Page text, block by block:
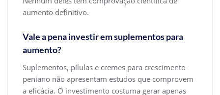
aumento definitivo.
Vale a pena investir em suplementos para
aumento?
Suplementos, pílulas e cremes para crescimento
peniano não apresentam estudos que comprovem
a eficácia. O investimento costuma gerar apenas